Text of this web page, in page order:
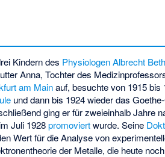
Kindern des Physiologen Albrecht
Anna, Tochter des
am Mainauf, besuchte von 1915
und dann bis 1924 wieder das
ging er für zweieinhalb Jahre
Juli 1928promoviertwurde. Seine
Wert für die Analyse von
der Metalle, die heute